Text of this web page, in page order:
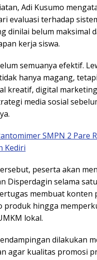
Adi Kusumo
evaluasi terhadap
dinilai belum maksimal
kerja siswa.
semuanya efektif.
tidak hanya magang,
kreatif, digital
media sosial
SMPN 2 Pare
Kediri
peserta akan
Disperdagin selama
membuat konten
produk hingga
lokal.
dilakukan
agar kualitas promosi